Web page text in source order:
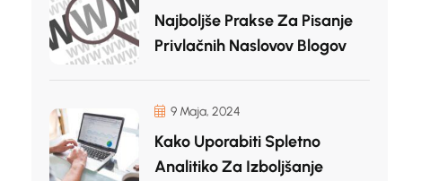
Najboljše Prakse Za Pisanje
Privlačnih Naslovov Blogov
9 Maja, 2024
Kako Uporabiti Spletno
Analitiko Za Izboljšanje